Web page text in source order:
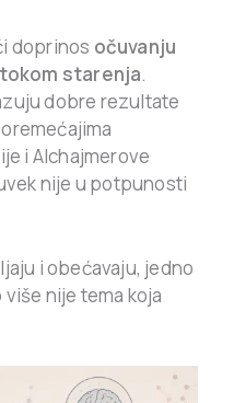
doprinos očuvanju
starenja.
dobre rezultate
i Alchajmerove
nije u potpunosti
i obećavaju, jedno
nije tema koja